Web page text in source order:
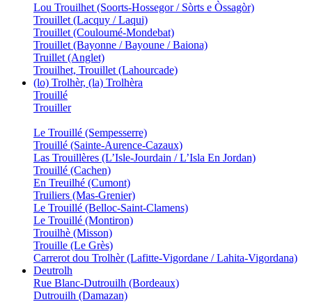
Lou Trouilhet (Soorts-Hossegor / Sòrts e Òssagòr)
Trouillet (Lacquy / Laqui)
Trouillet (Couloumé-Mondebat)
Trouillet (Bayonne / Bayoune / Baiona)
Truillet (Anglet)
Trouilhet, Trouillet (Lahourcade)
(lo) Trolhèr, (la) Trolhèra
Trouillé
Trouiller
Le Trouillé (Sempesserre)
Trouillé (Sainte-Aurence-Cazaux)
Las Trouillères (L’Isle-Jourdain / L’Isla En Jordan)
Trouillé (Cachen)
En Treuilhé (Cumont)
Truiliers (Mas-Grenier)
Le Trouillé (Belloc-Saint-Clamens)
Le Trouillé (Montiron)
Trouilhè (Misson)
Trouille (Le Grès)
Carrerot dou Trolhèr (Lafitte-Vigordane / Lahita-Vigordana)
Deutrolh
Rue Blanc-Dutrouilh (Bordeaux)
Dutrouilh (Damazan)